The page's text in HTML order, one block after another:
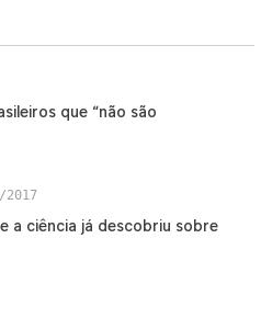
que “não são
2017
a ciência já descobriu sobre